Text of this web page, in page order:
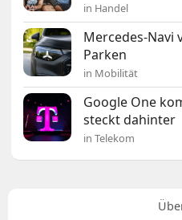
in Handel
Mercedes-Navi
Parken
in Mobilität
Google One
steckt dahinter
in Telekom